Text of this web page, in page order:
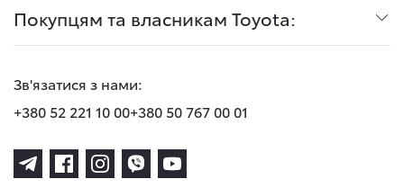
Покупцям та власникам Toyota:
Зв'язатися з нами:
+380 52 221 10 00+380 50 767 00 01